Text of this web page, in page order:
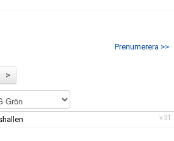
Prenumerera >>
v.31